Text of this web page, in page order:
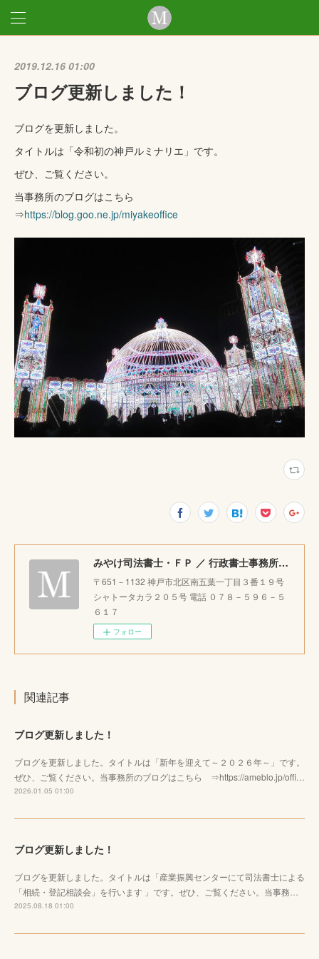
2019.12.16 01:00
ブログ更新しました！
ブログを更新しました。
タイトルは「令和初の神戸ルミナリエ」です。
ぜひ、ご覧ください。
当事務所のブログはこちら
⇒https://blog.goo.ne.jp/miyakeoffice
みやけ司法書士・ＦＰ ／ 行政書士事務所 ｜神戸市北区で相続・成年後見・生前整理のご相談をお受けしています。
〒651－1132 神戸市北区南五葉一丁目３番１９号
シャトータカラ２０５号 電話 ０７８－５９６－５
６１７
フォロー
関連記事
ブログ更新しました！
ブログを更新しました。タイトルは「新年を迎えて～２０２６年～」です。
ぜひ、ご覧ください。当事務所のブログはこちら ⇒https://ameblo.jp/offi…
2026.01.05 01:00
ブログ更新しました！
ブログを更新しました。タイトルは「産業振興センターにて司法書士による
「相続・登記相談会」を行います 」です。ぜひ、ご覧ください。当事務…
2025.08.18 01:00